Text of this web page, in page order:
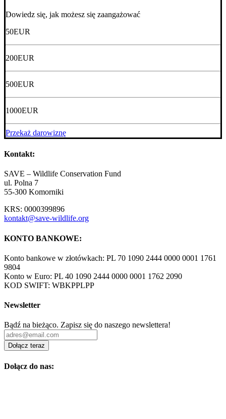
Dowiedz się, jak możesz się zaangażować
50EUR
200EUR
500EUR
1000EUR
Przekaż darowiznę
Kontakt:
SAVE – Wildlife Conservation Fund
ul. Polna 7
55-300 Komorniki
KRS: 0000399896
kontakt@save-wildlife.org
KONTO BANKOWE:
Konto bankowe w złotówkach: PL 70 1090 2444 0000 0001 1761
9804
Konto w Euro: PL 40 1090 2444 0000 0001 1762 2090
KOD SWIFT: WBKPPLPP
Newsletter
Bądź na bieżąco. Zapisz się do naszego newslettera!
Dołącz teraz
Dołącz do nas: